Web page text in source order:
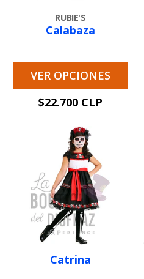
RUBIE'S
Calabaza
VER OPCIONES
$22.700 CLP
Catrina